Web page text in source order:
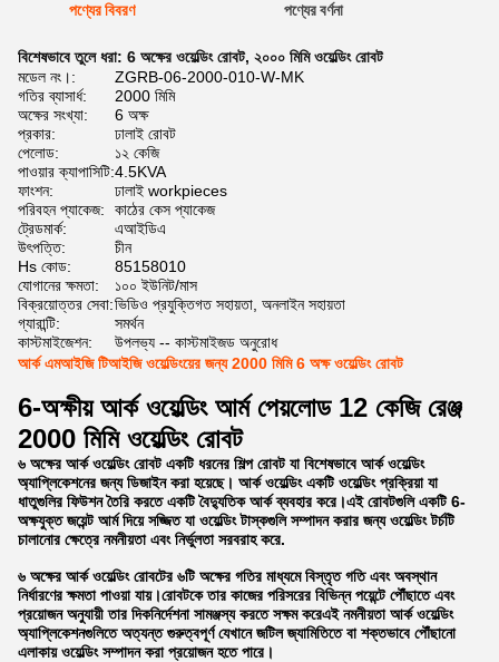
পণ্যের বিবরণ পণ্যের বর্ণনা
বিশেষভাবে তুলে ধরা: 6 অক্ষের ওয়েল্ডিং রোবট, ২০০০ মিমি ওয়েল্ডিং রোবট
মডেল নং।:
ZGRB-06-2000-010-W-MK
গতির ব্যাসার্ধ:
2000 মিমি
অক্ষের সংখ্যা:
6 অক্ষ
প্রকার:
ঢালাই রোবট
পেলোড:
১২ কেজি
পাওয়ার ক্যাপাসিটি:4.5KVA
ফাংশন:
ঢালাই workpieces
পরিবহন প্যাকেজ:
কাঠের কেস প্যাকেজ
ট্রেডমার্ক:
এআইডিএ
উৎপত্তি:
চীন
Hs কোড:
85158010
যোগানের ক্ষমতা:
১০০ ইউনিট/মাস
বিক্রয়োত্তর সেবা:ভিডিও প্রযুক্তিগত সহায়তা, অনলাইন সহায়তা
গ্যারান্টি:
সমর্থন
কাস্টমাইজেশন:
উপলভ্য -- কাস্টমাইজড অনুরোধ
আর্ক এমআইজি টিআইজি ওয়েল্ডিংয়ের জন্য 2000 মিমি 6 অক্ষ ওয়েল্ডিং রোবট
6-অক্ষীয় আর্ক ওয়েল্ডিং আর্ম পেয়লোড 12 কেজি রেঞ্জ
2000 মিমি ওয়েল্ডিং রোবট
৬ অক্ষের আর্ক ওয়েল্ডিং রোবট একটি ধরনের শিল্প রোবট যা বিশেষভাবে আর্ক ওয়েল্ডিং
অ্যাপ্লিকেশনের জন্য ডিজাইন করা হয়েছে। আর্ক ওয়েল্ডিং একটি ওয়েল্ডিং প্রক্রিয়া যা
ধাতুগুলির ফিউশন তৈরি করতে একটি বৈদ্যুতিক আর্ক ব্যবহার করে।এই রোবটগুলি একটি 6-
অক্ষযুক্ত জয়েন্ট আর্ম দিয়ে সজ্জিত যা ওয়েল্ডিং টাস্কগুলি সম্পাদন করার জন্য ওয়েল্ডিং টর্চটি
চালানোর ক্ষেত্রে নমনীয়তা এবং নির্ভুলতা সরবরাহ করে.
৬ অক্ষের আর্ক ওয়েল্ডিং রোবটের ৬টি অক্ষের গতির মাধ্যমে বিস্তৃত গতি এবং অবস্থান
নির্ধারণের ক্ষমতা পাওয়া যায়।রোবটকে তার কাজের পরিসরের বিভিন্ন পয়েন্টে পৌঁছাতে এবং
প্রয়োজন অনুযায়ী তার দিকনির্দেশনা সামঞ্জস্য করতে সক্ষম করেএই নমনীয়তা আর্ক ওয়েল্ডিং
অ্যাপ্লিকেশনগুলিতে অত্যন্ত গুরুত্বপূর্ণ যেখানে জটিল জ্যামিতিতে বা শক্তভাবে পৌঁছানো
এলাকায় ওয়েল্ডিং সম্পাদন করা প্রয়োজন হতে পারে।